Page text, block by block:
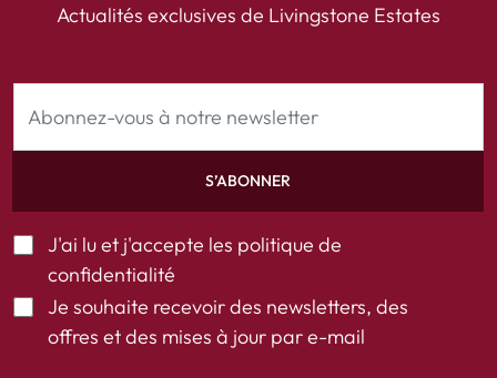
Actualités exclusives de Livingstone Estates
S’ABONNER
J'ai lu et j'accepte les politique de
confidentialité
Je souhaite recevoir des newsletters, des
offres et des mises à jour par e-mail